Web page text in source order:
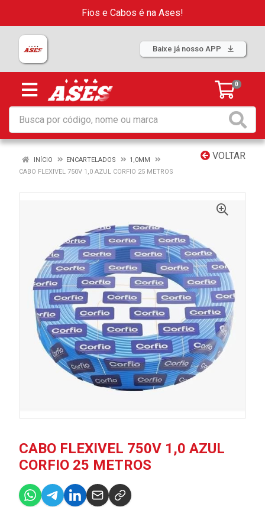
Fios e Cabos é na Ases!
Baixe já nosso APP
0
VOLTAR
INÍCIO ENCARTELADOS
1,0MM
CABO FLEXIVEL 750V 1,0 AZUL CORFIO 25 METROS
CABO FLEXIVEL 750V 1,0 AZUL
CORFIO 25 METROS